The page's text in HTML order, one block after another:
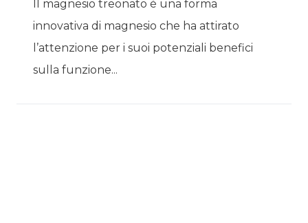
Il magnesio treonato è una forma
innovativa di magnesio che ha attirato
l’attenzione per i suoi potenziali benefici
sulla funzione...